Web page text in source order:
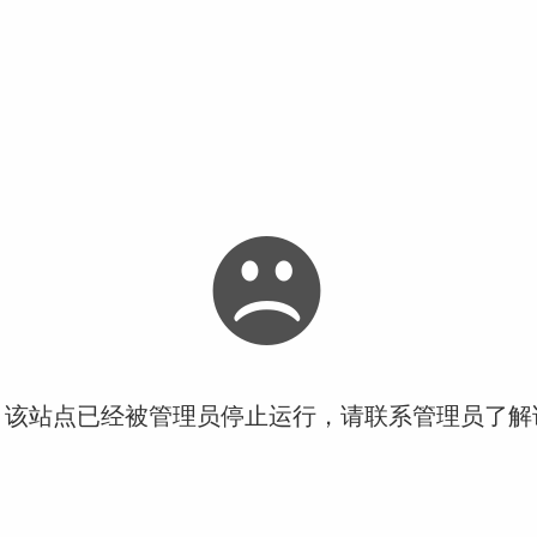
站点已经被管理员停止运行，请联系管理员了